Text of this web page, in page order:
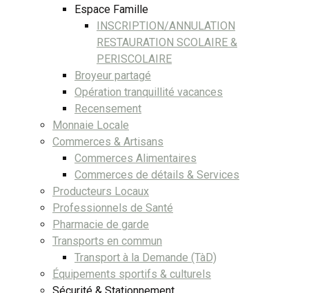
Espace Famille
INSCRIPTION/ANNULATION
RESTAURATION SCOLAIRE &
PERISCOLAIRE
Broyeur partagé
Opération tranquillité vacances
Recensement
Monnaie Locale
Commerces & Artisans
Commerces Alimentaires
Commerces de détails & Services
Producteurs Locaux
Professionnels de Santé
Pharmacie de garde
Transports en commun
Transport à la Demande (TàD)
Équipements sportifs & culturels